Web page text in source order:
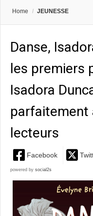
Home / JEUNESSE
Danse,
les premiers
Isadora
parfaitement
lecteurs
Facebook
powered by social2s